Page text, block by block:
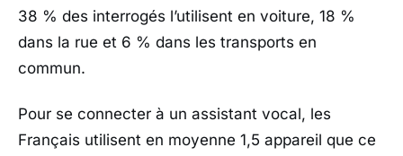
38 % des interrogés l’utilisent en voiture, 18 %
dans la rue et 6 % dans les transports en
commun.
Pour se connecter à un assistant vocal, les
Français utilisent en moyenne 1,5 appareil que ce